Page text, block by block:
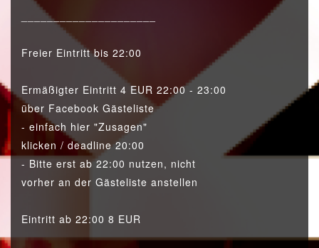
_____________________
Freier Eintritt bis 22:00
Ermäßigter Eintritt 4 EUR 22:00 - 23:00
über Facebook Gästeliste
- einfach hier "Zusagen"
klicken / deadline 20:00
- Bitte erst ab 22:00 nutzen, nicht
vorher an der Gästeliste anstellen
Eintritt ab 22:00 8 EUR